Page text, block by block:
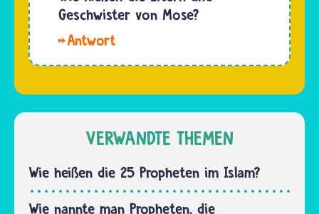
drei
Wände
aus
seine
Zippora.
Laut
zusammen.
Geschwister von Mose?
von
Mose
hießen
Amram
und
Jokebed.
Sie
VERWANDTE THEMEN
Wie heißen die 25 Propheten im Islam?
Wie nannte man Propheten, die